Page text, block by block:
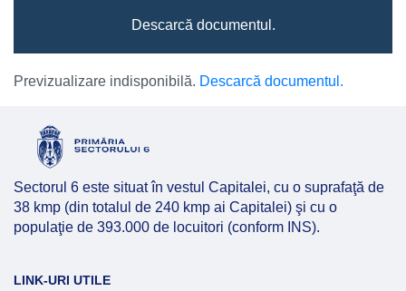
Descarcă documentul.
Previzualizare indisponibilă. Descarcă documentul.
Sectorul 6 este situat în vestul Capitalei, cu o suprafaţă de
38 kmp (din totalul de 240 kmp ai Capitalei) şi cu o
populaţie de 393.000 de locuitori (conform INS).
LINK-URI UTILE